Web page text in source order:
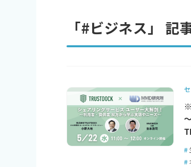
「#ビジネス」 記
#
#